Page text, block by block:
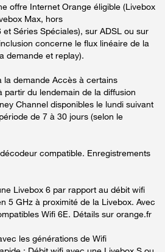
offre Internet Orange éligible (Livebox
Max, hors
et Séries Spéciales), sur ADSL ou sur
concerne le flux linéaire de la
demande et replay).
la demande Accès à certains
partir du lendemain de la diffusion
Channel disponibles le lundi suivant
de 7 à 30 jours (selon le
compatible. Enregistrements
Livebox 6 par rapport au débit wifi
5 GHz à proximité de la Livebox. Avec
Wifi 6E. Détails sur orange.fr
les générations de Wifi